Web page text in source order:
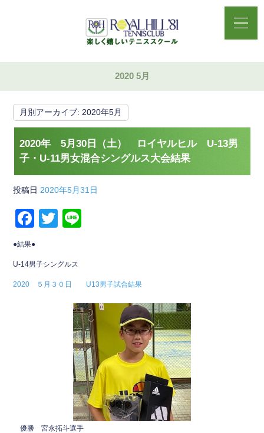
2020 5月
月別アーカイブ: 2020年5月
2020年 5月30日（土） ロイヤルヒル U-13男
子・U-11男女混合シングルス大会結果
投稿日 2020年5月31日
F
c
e
b
T
tt
er
●結果●
U-14男子シングルス
2020 ５月３０日 U13男子試合結果
優勝 宮永拓斗選手